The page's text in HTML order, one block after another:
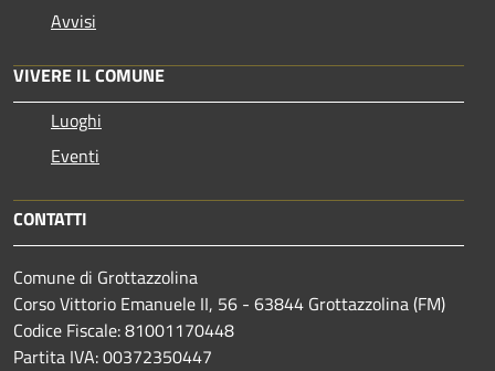
Avvisi
VIVERE IL COMUNE
Luoghi
Eventi
CONTATTI
Comune di Grottazzolina
Corso Vittorio Emanuele II, 56 - 63844 Grottazzolina (FM)
Codice Fiscale: 81001170448
Partita IVA: 00372350447